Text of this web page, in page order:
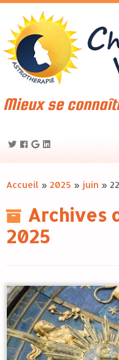
Mieux se
Accueil » 2025 » juin » 22
Archives
2025